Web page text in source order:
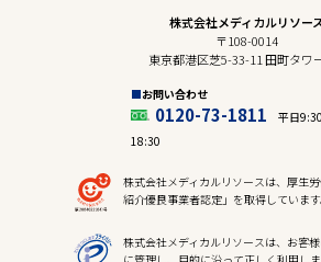
株式会社メディカルリソー
〒108-0014
東京都港区芝5-33-11 田町タワ
お問い合わせ
0120-73-1811
平日
18:30
株式会社メディカルリソースは、厚生
紹介優良事業者認定」を取得しています
株式会社メディカルリソースは、お客